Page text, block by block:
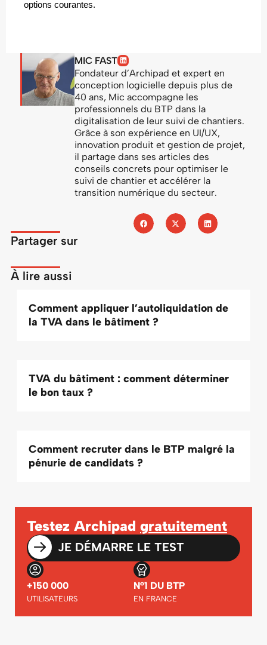
options courantes.
MIC FAST
Fondateur d’Archipad et expert en
conception logicielle depuis plus de
40 ans, Mic accompagne les
professionnels du BTP dans la
digitalisation de leur suivi de chantiers.
Grâce à son expérience en UI/UX,
innovation produit et gestion de projet,
il partage dans ses articles des
conseils concrets pour optimiser le
suivi de chantier et accélérer la
transition numérique du secteur.
Partager sur
À lire aussi
Comment appliquer l’autoliquidation de
la TVA dans le bâtiment ?
TVA du bâtiment : comment déterminer
le bon taux ?
Comment recruter dans le BTP malgré la
pénurie de candidats ?
Testez Archipad gratuitement
JE DÉMARRE LE TEST
+150 000
UTILISATEURS
N°1 DU BTP
EN FRANCE